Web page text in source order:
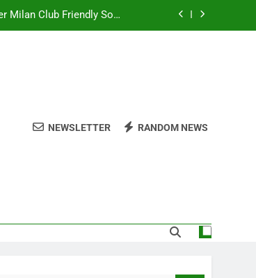
Milan Club Friendly Sore
streaming terbaik
Streaming Pertandingan
yang Penuh Antusiasme
Club Friendly Sore
Dini Hari Ini Pukul 01.00
Pecinta Kompetisi Eropa
NEWSLETTER RANDOM NEWS